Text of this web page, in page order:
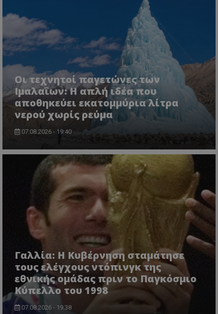
Οι τεχνητοί παγετώνες των
Ιμαλαΐων: Η απλή ιδέα που
αποθηκεύει εκατομμύρια λίτρα
νερού χωρίς ρεύμα
07.08.2026 - 19:40
Γαλλία: Η Κυβέρνηση σταμάτησε
τους ελέγχους ντόπινγκ της
εθνικής ομάδας πριν το Παγκόσμιο
Κύπελλο του 1998
07.08.2026 - 19:38